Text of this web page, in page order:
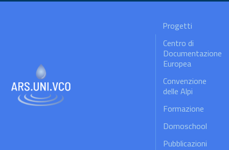
Progetti
Centro di
Documentazione
Europea
Convenzione
delle Alpi
Formazione
Domoschool
Pubblicazioni